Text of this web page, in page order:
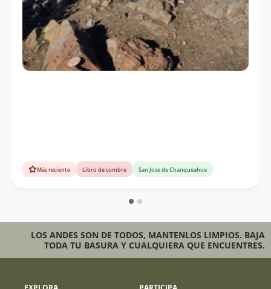
Más reciente Libro de cumbre San Jose de Chanqueahue
LOS ANDES SON DE TODOS, MANTENLOS LIMPIOS. BAJA
TODA TU BASURA Y CUALQUIERA QUE ENCUENTRES.